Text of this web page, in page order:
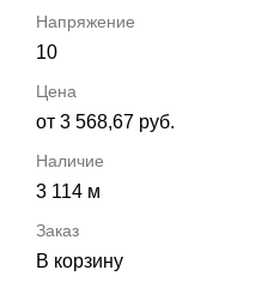
10
от 3 568,67 руб.
3 114 м
В корзину